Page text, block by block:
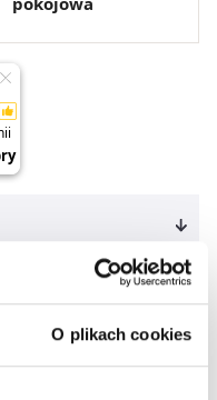
O plikach cookies